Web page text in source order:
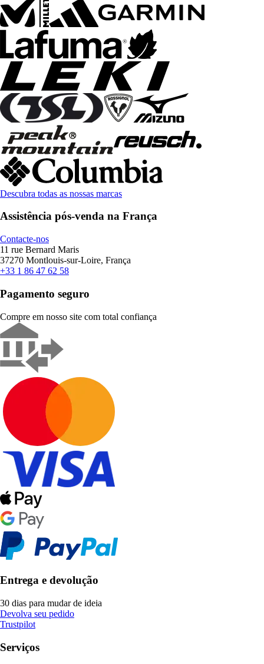
Descubra todas as nossas marcas
Assistência pós-venda na França
Contacte-nos
11 rue Bernard Maris
37270 Montlouis-sur-Loire, França
+33 1 86 47 62 58
Pagamento seguro
Compre em nosso site com total confiança
Entrega e devolução
30 dias para mudar de ideia
Devolva seu pedido
Trustpilot
Serviços